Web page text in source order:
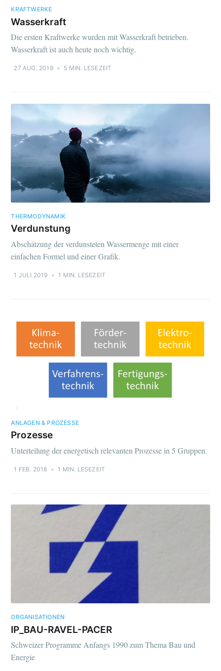
KRAFTWERKE
Wasserkraft
Die ersten Kraftwerke wurden mit Wasserkraft betrieben.
Wasserkraft ist auch heute noch wichtig.
27 AUG. 2019 • 5 MIN. LESEZEIT
THERMODYNAMIK
Verdunstung
Abschätzung der verdunsteten Wassermenge mit einer
einfachen Formel und einer Grafik.
1 JULI 2019 • 1 MIN. LESEZEIT
ANLAGEN & PROZESSE
Prozesse
Unterteilung der energetisch relevanten Prozesse in 5 Gruppen.
1 FEB. 2018 • 1 MIN. LESEZEIT
ORGANISATIONEN
IP_BAU-RAVEL-PACER
Schweizer Programme Anfangs 1990 zum Thema Bau und
Energie